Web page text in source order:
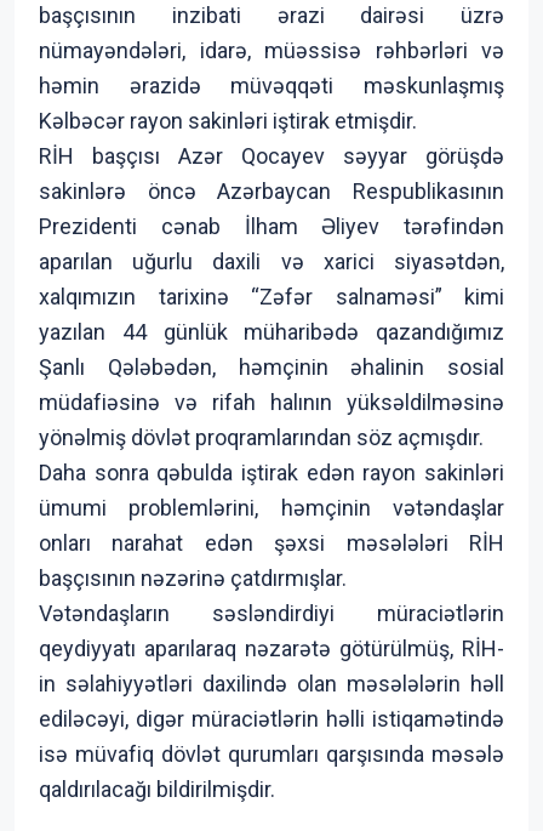
başçısının inzibati ərazi dairəsi üzrə
nümayəndələri, idarə, müəssisə rəhbərləri və
həmin ərazidə müvəqqəti məskunlaşmış
Kəlbəcər rayon sakinləri iştirak etmişdir.
RİH başçısı Azər Qocayev səyyar görüşdə
sakinlərə öncə Azərbaycan Respublikasının
Prezidenti cənab İlham Əliyev tərəfindən
aparılan uğurlu daxili və xarici siyasətdən,
xalqımızın tarixinə “Zəfər salnaməsi” kimi
yazılan 44 günlük müharibədə qazandığımız
Şanlı Qələbədən, həmçinin əhalinin sosial
müdafiəsinə və rifah halının yüksəldilməsinə
yönəlmiş dövlət proqramlarından söz açmışdır.
Daha sonra qəbulda iştirak edən rayon sakinləri
ümumi problemlərini, həmçinin vətəndaşlar
onları narahat edən şəxsi məsələləri RİH
başçısının nəzərinə çatdırmışlar.
Vətəndaşların səsləndirdiyi müraciətlərin
qeydiyyatı aparılaraq nəzarətə götürülmüş, RİH-
in səlahiyyətləri daxilində olan məsələlərin həll
ediləcəyi, digər müraciətlərin həlli istiqamətində
isə müvafiq dövlət qurumları qarşısında məsələ
qaldırılacağı bildirilmişdir.